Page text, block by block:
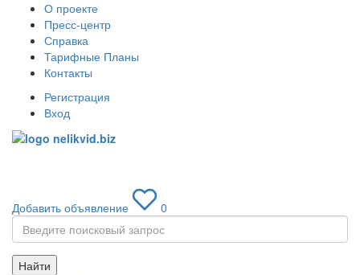
О проекте
Пресс-центр
Справка
Тарифные Планы
Контакты
Регистрация
Вход
Добавить объявление
0
Найти